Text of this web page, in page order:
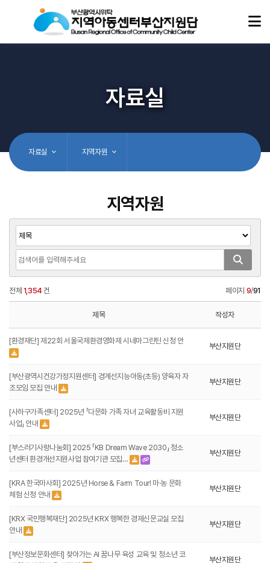
자료실
자료실 지역자원
지역자원
전체 1,354 건 페이지 9/91
제목 작성자
[환경재단] 제22회 서울국제환경영화제 시네마그린틴 신청 안
부산지원단
[부산광역시건강가정지원센터] 경계선지능아동(초등) 양육자 자
조모임 모집 안내
부산지원단
[사하구가족센터] 2025년 「다문화 가족 자녀 교육활동비 지원
사업」 안내
부산지원단
[부스러기사랑나눔회] 2025 「KB Dream Wave 2030」 청소
년센터 환경개선지원사업 참여기관 모집…
부산지원단
[KRA 한국마사회] 2025년 Horse & Farm Tour! 마·농 문화
체험 신청 안내
부산지원단
[KRX 국민행복재단] 2025년 KRX 행복한 경제신문교실 모집
안내
부산지원단
[부산정보문화센터] 찾아가는 AI 꿈나무 육성 교육 및 청소년 코
부산지원단